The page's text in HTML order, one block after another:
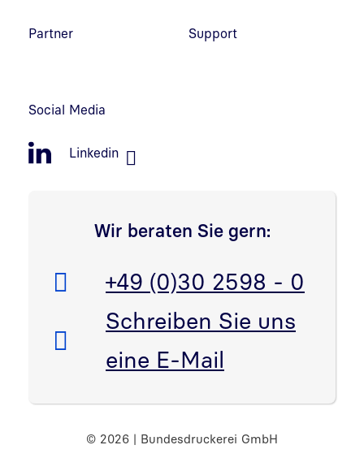
Partner Support
Social Media
Linkedin
Wir beraten Sie gern:
Telefon:
+49 (0)30 2598 - 0
E-Mail:
Schreiben Sie uns
eine E-Mail
© 2026 | Bundesdruckerei GmbH